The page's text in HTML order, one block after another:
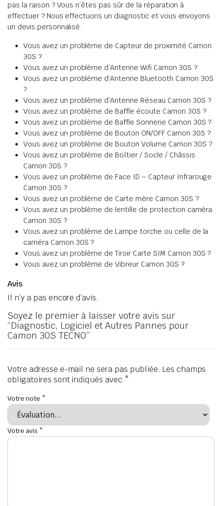
pas la raison ? Vous n’êtes pas sûr de la réparation à
effectuer ? Nous effectuons un diagnostic et vous envoyons
un devis personnalisé.
Vous avez un problème de Capteur de proximité Camon
30S ?
Vous avez un problème d’Antenne Wifi Camon 30S ?
Vous avez un problème d’Antenne Bluetooth Camon 30S
?
Vous avez un problème d’Antenne Réseau Camon 30S ?
Vous avez un problème de Baffle écoute Camon 30S ?
Vous avez un problème de Baffle Sonnerie Camon 30S ?
Vous avez un problème de Bouton ON/OFF Camon 30S ?
Vous avez un problème de Bouton Volume Camon 30S ?
Vous avez un problème de Boîtier / Socle / Châssis
Camon 30S ?
Vous avez un problème de Face ID – Capteur Infrarouge
Camon 30S ?
Vous avez un problème de Carte mère Camon 30S ?
Vous avez un problème de lentille de protection caméra
Camon 30S ?
Vous avez un problème de Lampe torche ou celle de la
caméra Camon 30S ?
Vous avez un problème de Tiroir Carte SIM Camon 30S ?
Vous avez un problème de Vibreur Camon 30S ?
Avis
Il n’y a pas encore d’avis.
Soyez le premier à laisser votre avis sur
“Diagnostic, Logiciel et Autres Pannes pour
Camon 30S TECNO”
Votre adresse e-mail ne sera pas publiée. Les champs
obligatoires sont indiqués avec *
Votre note *
Votre avis *